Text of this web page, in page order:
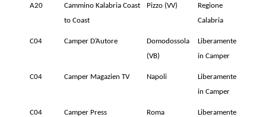
A20
Cammino Kalabria Coast
to Coast
Pizzo (VV)
Regione
Calabria
C04 Camper D’Autore
Domodossola
(VB)
Liberamente
in Camper
C04 Camper Magazien TV Napoli
Liberamente
in Camper
C04 Camper Press Roma
Liberamente